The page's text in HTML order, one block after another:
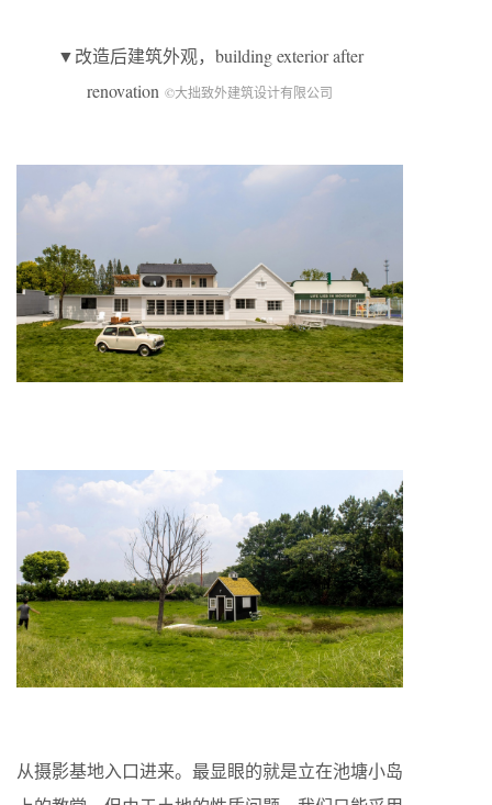
▼改造后建筑外观，building exterior after
renovation ©大拙致外建筑设计有限公司
从摄影基地入口进来。最显眼的就是立在池塘小岛